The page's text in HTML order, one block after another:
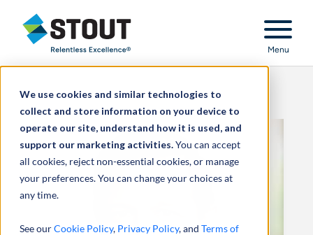
We use cookies and similar technologies to
collect and store information on your device to
operate our site, understand how it is used, and
support our marketing activities.You can accept
all cookies, reject non-essential cookies, or manage
your preferences. You can change your choices at
any time.
See ourCookie Policy, Privacy Policy, and Terms of
Stout Relentless Excellence
Menu